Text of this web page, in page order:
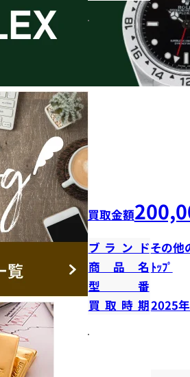
買取金額
ブランドその他
商品名 ﾄｯﾌﾟ
型番
買取時期2025